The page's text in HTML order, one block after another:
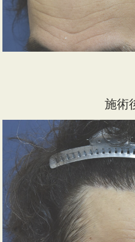
施術